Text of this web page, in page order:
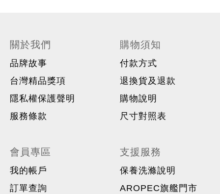
關於我們
品牌故事
台灣精品獎項
隱私權保護聲明
服務條款
購物須知
付款方式
退換貨及退款
購物說明
尺寸對照表
會員專區
我的帳戶
訂單查詢
支援服務
保養洗滌說明
AROPEC旗艦門市